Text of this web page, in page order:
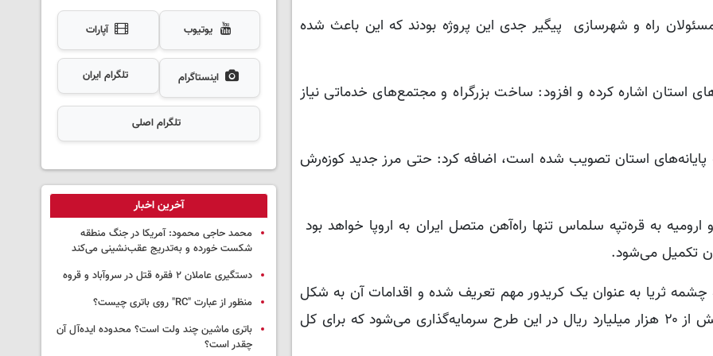
مسئولان راه و شهرسازی پیگیر جدی این پروژه بودند که این باعث شده
استان اشاره کرده و افزود: ساخت بزرگراه و مجتمع‌های خدماتی نیاز
پایانه‌های استان تصویب شده است، اضافه کرد: حتی مرز جدید کوزه‌رش
و ارومیه به قره‌تپه سلماس تنها راه‌آهن متصل ایران به اروپا خواهد بود
تکمیل می‌شود.
و چشمه ثریا به عنوان یک کریدور مهم تعریف شده و اقدامات آن به شکل
مطلوب در حال پیشروی است، تصریح کرد: امسال بیش از ۲۰ هزار میلیارد ریال در این طرح سرمایه‌گذاری می‌شود که برای کل
یوتیوب آپارات
اینستاگرام تلگرام ایران
تلگرام اصلی
آخرین اخبار
محمد حاجی محمود: آمریکا در جنگ منطقه
شکست خورده و به‌تدریج عقب‌نشینی می‌کند
دستگیری عاملان ۲ فقره قتل در سروآباد و قروه
منظور از عبارت "RC" روی باتری چیست؟
باتری ماشین چند ولت است؟ محدوده ایده‌آل آن
چقدر است؟